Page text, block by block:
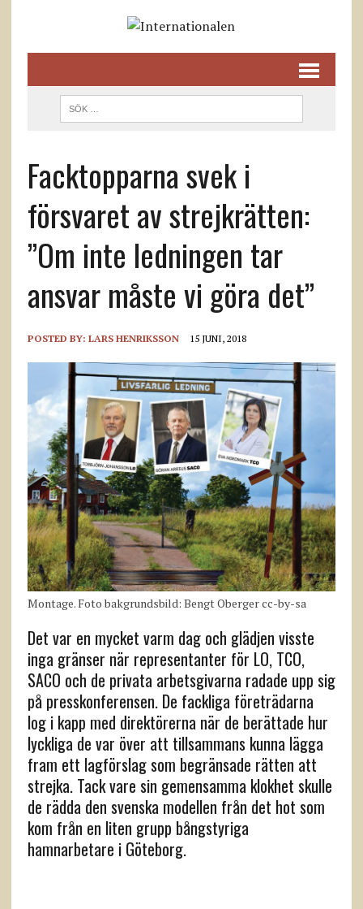
Facktopparna svek i
försvaret av strejkrätten:
”Om inte ledningen tar
ansvar måste vi göra det”
POSTED BY: LARS HENRIKSSON 15 JUNI, 2018
Montage. Foto bakgrundsbild: Bengt Oberger cc-by-sa
Det var en mycket varm dag och glädjen visste
inga gränser när representanter för LO, TCO,
SACO och de privata arbetsgivarna radade upp sig
på presskonferensen. De fackliga företrädarna
log i kapp med direktörerna när de berättade hur
lyckliga de var över att tillsammans kunna lägga
fram ett lagförslag som begränsade rätten att
strejka. Tack vare sin gemensamma klokhet skulle
de rädda den svenska modellen från det hot som
kom från en liten grupp bångstyriga
hamnarbetare i Göteborg.